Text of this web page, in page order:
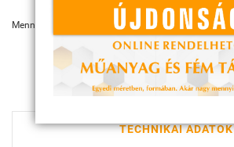
Mennyiség:
KOSÁRBA
TECHNIKAI ADATOK